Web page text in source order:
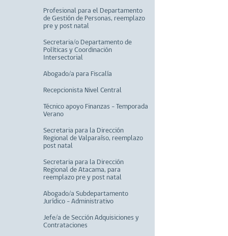
Profesional para el Departamento
de Gestión de Personas, reemplazo
pre y post natal
Secretaria/o Departamento de
Políticas y Coordinación
Intersectorial
Abogado/a para Fiscalía
Recepcionista Nivel Central
Técnico apoyo Finanzas - Temporada
Verano
Secretaria para la Dirección
Regional de Valparaíso, reemplazo
post natal
Secretaria para la Dirección
Regional de Atacama, para
reemplazo pre y post natal
Abogado/a Subdepartamento
Jurídico - Administrativo
Jefe/a de Sección Adquisiciones y
Contrataciones